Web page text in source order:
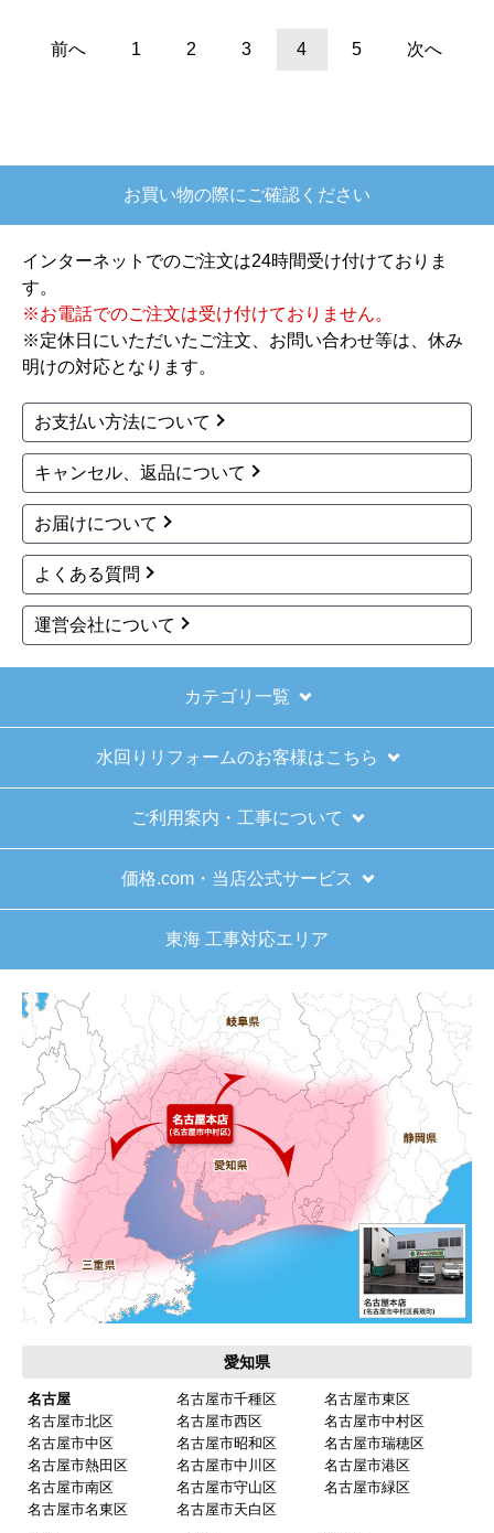
前へ 1 2 3 4 5 次へ
お買い物の際にご確認ください
インターネットでのご注文は24時間受け付けておりま
す。
※お電話でのご注文は受け付けておりません。
※定休日にいただいたご注文、お問い合わせ等は、休み
明けの対応となります。
お支払い方法について
キャンセル、返品について
お届けについて
よくある質問
運営会社について
カテゴリ一覧
水回りリフォームのお客様はこちら
ご利用案内・工事について
価格.com・当店公式サービス
東海 工事対応エリア
愛知県
名古屋 名古屋市千種区
名古屋市東区
名古屋市北区
名古屋市西区
名古屋市中村区
名古屋市中区
名古屋市昭和区
名古屋市瑞穂区
名古屋市熱田区
名古屋市中川区
名古屋市港区
名古屋市南区
名古屋市守山区
名古屋市緑区
名古屋市名東区
名古屋市天白区